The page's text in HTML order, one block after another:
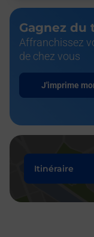
Gagnez du
Affranchissez
de chez vous
J'imprime
Itinéraire